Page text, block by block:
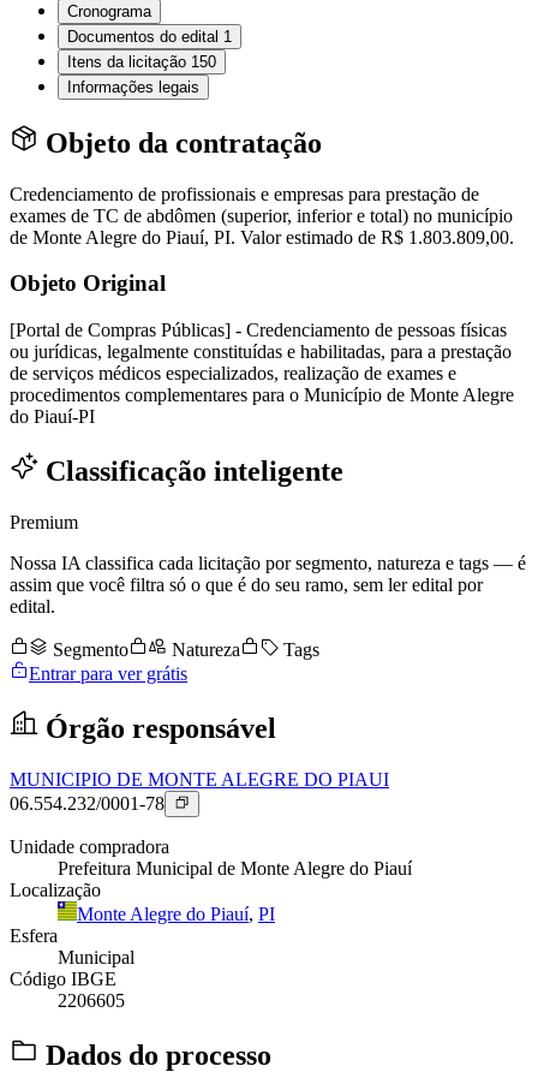
Cronograma
Documentos do edital 1
Itens da licitação 150
Informações legais
Objeto da contratação
Credenciamento de profissionais e empresas para prestação de
exames de TC de abdômen (superior, inferior e total) no município
de Monte Alegre do Piauí, PI. Valor estimado de R$ 1.803.809,00.
Objeto Original
[Portal de Compras Públicas] - Credenciamento de pessoas físicas
ou jurídicas, legalmente constituídas e habilitadas, para a prestação
de serviços médicos especializados, realização de exames e
procedimentos complementares para o Município de Monte Alegre
do Piauí-PI
Classificação inteligente
Premium
Nossa IA classifica cada licitação por segmento, natureza e tags — é
assim que você filtra só o que é do seu ramo, sem ler edital por
edital.
Segmento Natureza
Tags
Entrar para ver grátis
Órgão responsável
MUNICIPIO DE MONTE ALEGRE DO PIAUI
06.554.232/0001-78
Unidade compradora
Prefeitura Municipal de Monte Alegre do Piauí
Localização
Monte Alegre do Piauí, PI
Esfera
Municipal
Código IBGE
2206605
Dados do processo